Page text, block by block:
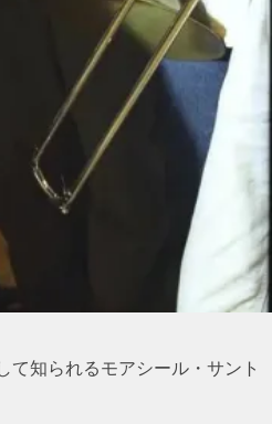
知られるモアシール・サント